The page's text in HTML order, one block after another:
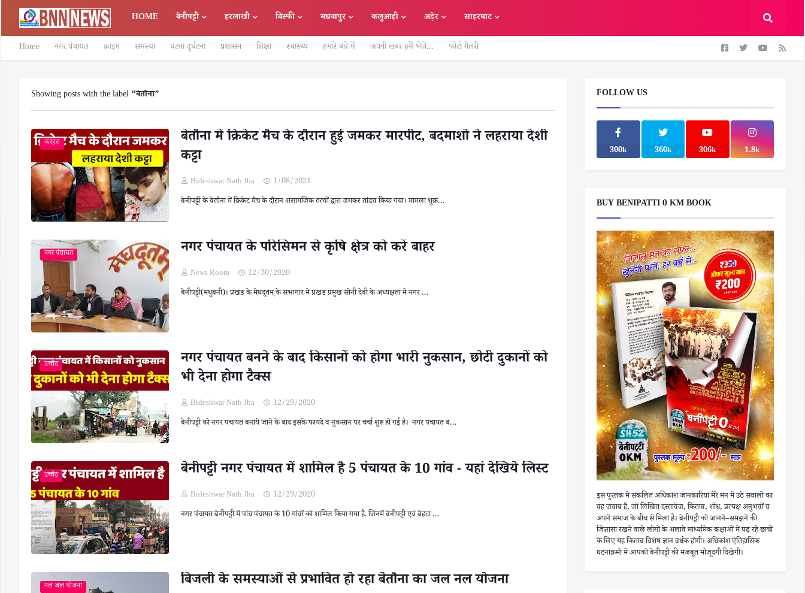
HOME बेनीपट्टी हरलाखी बिस्फी मधवापुर कलुआही अड़ेर साहरघाट
Home नगर पंचायत क्राइम समस्या घटना दुर्घटना प्रशासन शिक्षा स्वास्थ्य हमारे बारे में अपनी खबर हमें भेजें... फोटो गैलरी
Showing posts with the label बेतौना
करहरा
बेतौना में क्रिकेट मैच के दौरान हुई जमकर मारपीट, बदमाशों ने लहराया देशी
कट्टा
Bideshwar Nath Jha
1/08/2021
बेनीपट्टी के बेतौना में क्रिकेट मैच के दौरान असामजिक तत्वों द्वारा जमकर तांडव किया गया। मामला शुक्र…
नगर पंचायत नगर पंचायत के परिसिमन से कृषि क्षेत्र को करें बाहर
News Room
12/30/2020
बेनीपट्टी(मधुबनी)। प्रखंड के मेघदूतम् के सभागार में प्रखंड प्रमुख सोनी देवी के अध्यक्षता में नगर …
उच्चैठ
नगर पंचायत बनने के बाद किसानों को होगा भारी नुकसान, छोटी दुकानों को
भी देना होगा टैक्स
Bideshwar Nath Jha
12/29/2020
बेनीपट्टी को नगर पंचायत बनाये जाने के बाद इसके फायदे व नुकसान पर चर्चा शुरू हो गई है। नगर पंचायत ब…
उच्चैठ बेनीपट्टी नगर पंचायत में शामिल है 5 पंचायत के 10 गांव - यहां देखिये लिस्ट
Bideshwar Nath Jha
12/29/2020
नगर पंचायत बेनीपट्टी में पांच पंचायत के 10 गांवों को शामिल किया गया है. जिनमें बेनीपट्टी एवं बेहटा …
नल जल योजना बिजली के समस्याओं से प्रभावित हो रहा बेतौना का जल नल योजना
FOLLOW US
300k 360k 306k 1.8k
BUY BENIPATTI 0 KM BOOK
इस पुस्तक में संकलित अधिकांश जानकारियां मेरे मन में उठे सवालों का
वह जवाब है, जो लिखित दस्तावेज, किताब, शोध, प्रत्यक्ष अनुभवों व
अपने समाज के बीच से मिला है। बेनीपट्टी को जानने–समझने की
जिज्ञासा रखने वाले लोगों के अलावे माध्यमिक कक्षाओं में पढ़ रहे छात्रों
के लिए यह किताब विशेष ज्ञान वर्धक होगी। अधिकांश ऐतिहासिक
घटनाक्रमों में आपको बेनीपट्टी की मजबूत मौजूदगी दिखेगी।